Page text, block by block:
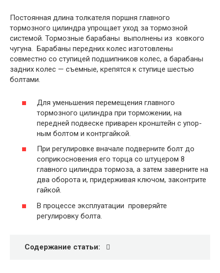
Постоянная длина толкателя поршня главного
тормозного ци­линдра упрощает уход за тормозной
системой. Тормозные барабаны выполнены из ковкого
чугуна. Барабаны передних колес изготовлены
совместно со ступицей подшипников колес, а бараба­ны
задних колес — съемные, крепятся к ступице шестью
болтами.
Для уменьшения перемещения главного
тормозного цилиндра при торможении, на
передней подвеске приварен кронштейн с упор­
ным болтом и контргайкой.
При регулировке вначале подверните болт до
соприкосновения его торца со штуцером 8
главного цилиндра тормоза, а затем заверните на
два оборота и, придерживая ключом, закон­трите
гайкой.
В процессе эксплуатации проверяйте
регулировку болта.
Содержание статьи: